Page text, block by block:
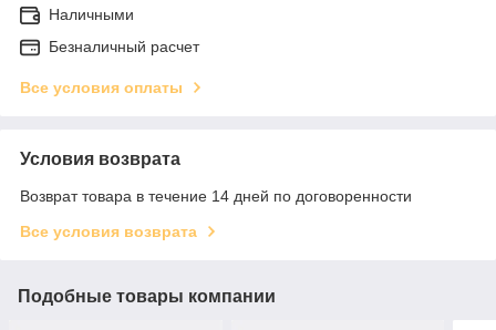
Наличными
Безналичный расчет
Все условия оплаты
Условия возврата
Возврат товара в течение 14 дней по договоренности
Все условия возврата
Подобные товары компании